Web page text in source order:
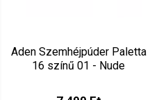
Aden Szemhéjpúder Paletta
16 színű 01 - Nude